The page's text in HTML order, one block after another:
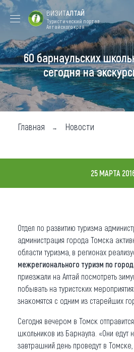
Форум VISIT
ALTAI
Цветение
маральника
Туры
Где побывать
Чем заняться
Где остановиться
Новости
Что привезти (сувениры)
О регионе
Коллекция впечатлений
ВИЗИТАЛТАЙ
Туристический портал
Алтайского края
60 барнаульских
сегодня на
Главная Новости
25 МАРТА
Отдел по развитию туризма
администрация города Томска
области туризма, в регионах
межрегионального туризм по
приезжали на Алтай посмотреть
побывать на туристских
знакомятся с одним из старейших
Сегодня вечером в Томск
школьников из Барнаула. «Они едут
завтрашний день проведут в